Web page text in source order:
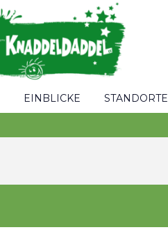
EINBLICKE STANDORTE